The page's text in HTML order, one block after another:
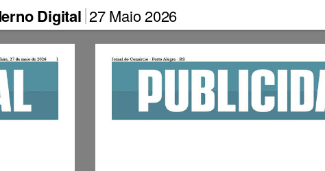
Digital 27 Maio 2026